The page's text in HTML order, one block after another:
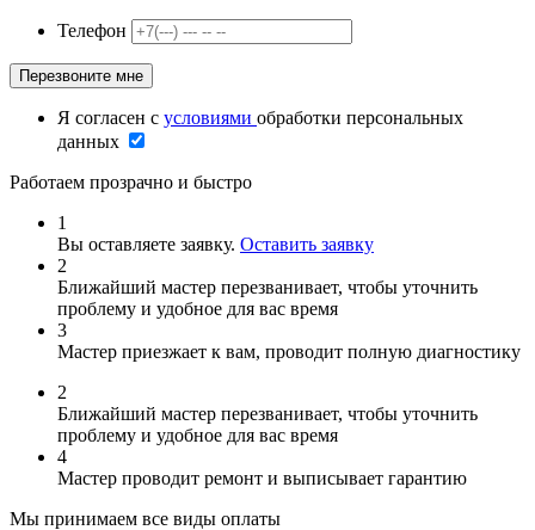
Телефон
Я согласен с условиями обработки персональных
данных
Работаем прозрачно и быстро
1
Вы оставляете заявку. Оставить заявку
2
Ближайший мастер перезванивает, чтобы уточнить
проблему и удобное для вас время
3
Мастер приезжает к вам, проводит полную диагностику
2
Ближайший мастер перезванивает, чтобы уточнить
проблему и удобное для вас время
4
Мастер проводит ремонт и выписывает гарантию
Мы принимаем все виды оплаты